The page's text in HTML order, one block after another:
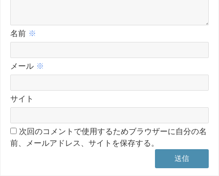
名前 ※
メール ※
サイト
次回のコメントで使用するためブラウザーに自分の名
前、メールアドレス、サイトを保存する。